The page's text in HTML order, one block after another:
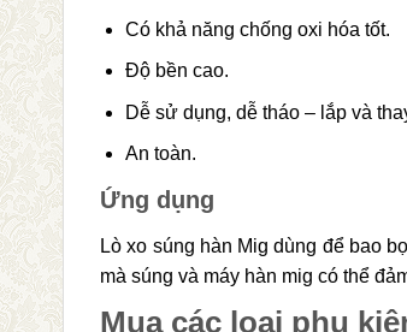
Có khả năng chống oxi hóa tốt.
Độ bền cao.
Dễ sử dụng, dễ tháo – lắp và
An toàn.
Ứng dụng
Lò xo súng hàn Mig dùng để bao
mà súng và máy hàn mig có thể
Mua các loại phụ